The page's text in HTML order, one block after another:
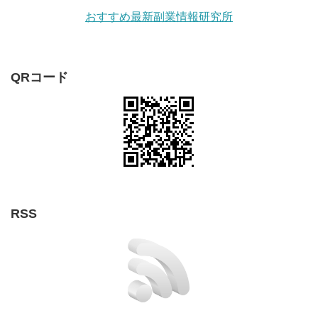
おすすめ最新副業情報研究所
QRコード
RSS